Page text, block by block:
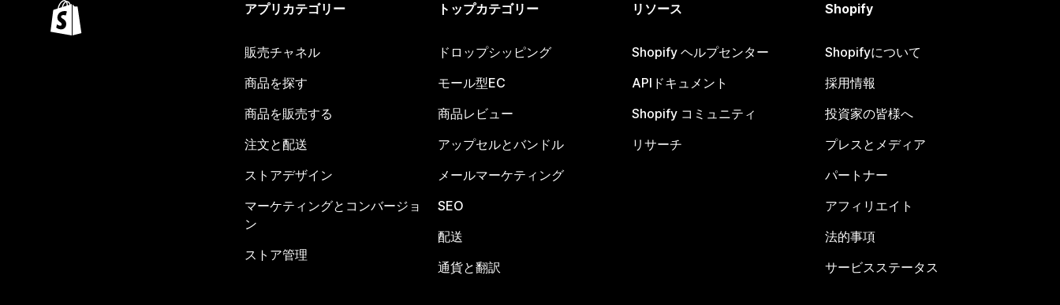
アプリカテゴリー
販売チャネル
商品を探す
商品を販売する
注文と配送
ストアデザイン
マーケティングとコンバージョ
ン
ストア管理
トップカテゴリー
ドロップシッピング
モール型EC
商品レビュー
アップセルとバンドル
メールマーケティング
SEO
配送
通貨と翻訳
リソース
Shopify ヘルプセンター
APIドキュメント
Shopify コミュニティ
リサーチ
Shopify
Shopifyについて
採用情報
投資家の皆様へ
プレスとメディア
パートナー
アフィリエイト
法的事項
サービスステータス